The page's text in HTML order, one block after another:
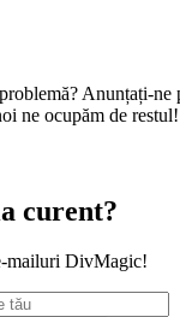
Anunțați-ne
ne ocupăm de restul!
curent?
mailuri DivMagic!